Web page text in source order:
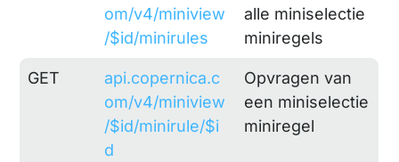
om/v4/miniview
/$id/minirules
alle miniselectie
miniregels
GET
api.copernica.c
om/v4/miniview
/$id/minirule/$i
d
Opvragen van
een miniselectie
miniregel